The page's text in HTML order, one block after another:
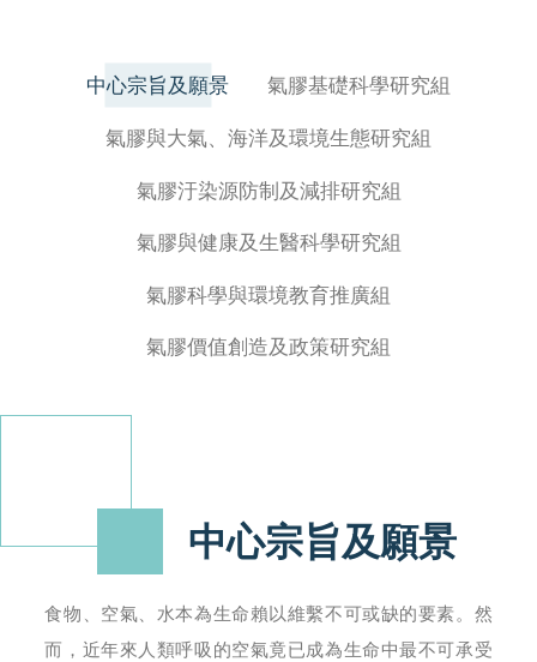
中心宗旨及願景 氣膠基礎科學研究組
氣膠與大氣、海洋及環境生態研究組
氣膠汙染源防制及減排研究組
氣膠與健康及生醫科學研究組
氣膠科學與環境教育推廣組
氣膠價值創造及政策研究組
中心宗旨及願景
食物、空氣、水本為生命賴以維繫不可或缺的要素。然
而，近年來人類呼吸的空氣竟已成為生命中最不可承受